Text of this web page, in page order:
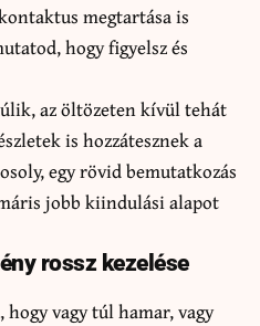
megtartása is
hogy figyelsz és
az öltözeten kívül tehát
is hozzátesznek a
egy rövid bemutatkozás
jobb kiindulási alapot
rossz kezelése
hogy vagy túl hamar, vagy